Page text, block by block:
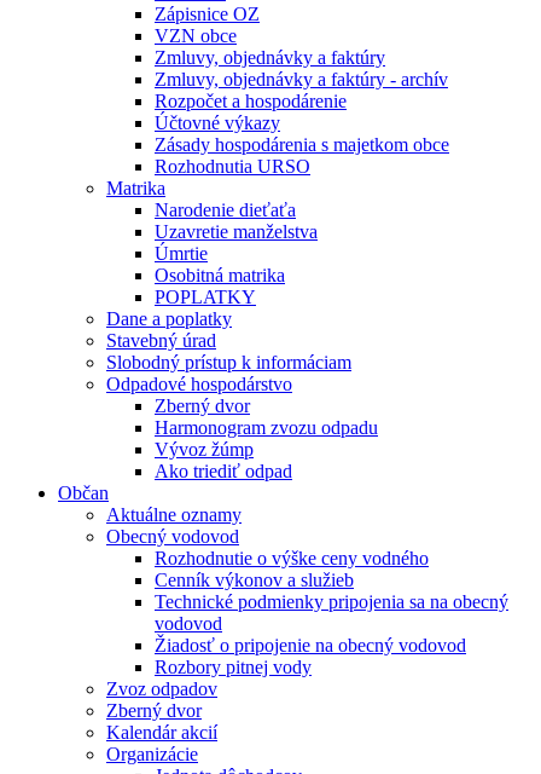
Zápisnice OZ
VZN obce
Zmluvy, objednávky a faktúry
Zmluvy, objednávky a faktúry - archív
Rozpočet a hospodárenie
Účtovné výkazy
Zásady hospodárenia s majetkom obce
Rozhodnutia URSO
Matrika
Narodenie dieťaťa
Uzavretie manželstva
Úmrtie
Osobitná matrika
POPLATKY
Dane a poplatky
Stavebný úrad
Slobodný prístup k informáciam
Odpadové hospodárstvo
Zberný dvor
Harmonogram zvozu odpadu
Vývoz žúmp
Ako triediť odpad
Občan
Aktuálne oznamy
Obecný vodovod
Rozhodnutie o výške ceny vodného
Cenník výkonov a služieb
Technické podmienky pripojenia sa na obecný
vodovod
Žiadosť o pripojenie na obecný vodovod
Rozbory pitnej vody
Zvoz odpadov
Zberný dvor
Kalendár akcií
Organizácie